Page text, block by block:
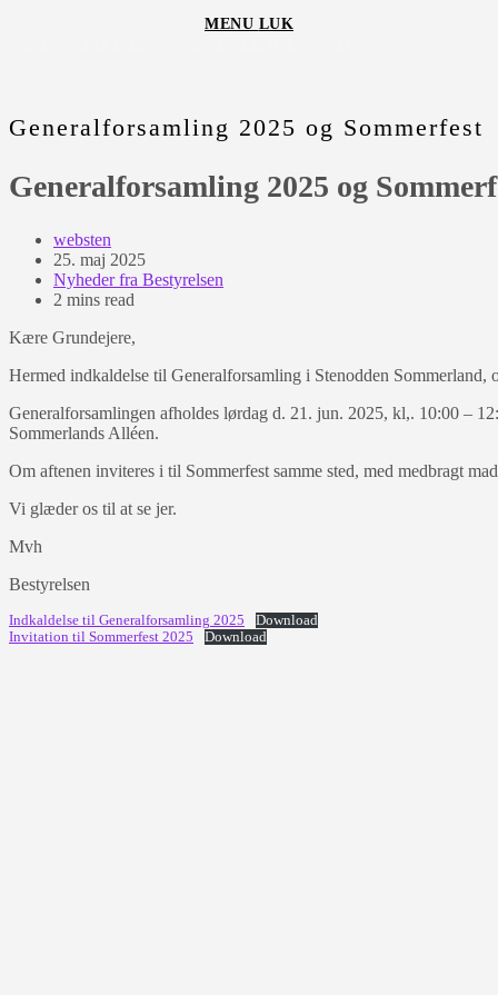
MENU LUK
Generalforsamling 2025 og Sommerfest
Generalforsamling 2025 og
Post
author:
websten
Post
published:
25. maj 2025
Post
category:
Nyheder fra Bestyrelsen
Reading
2 mins read
Kære Grundejere,
Hermed indkaldelse til Generalforsamling i Stenodden Sommerland,
Generalforsamlingen afholdes lørdag d. 21. jun. 2025, kl,. 10:00 –
Sommerlands Alléen.
Om aftenen inviteres i til Sommerfest samme sted, med medbragt
Vi glæder os til at se jer.
Mvh
Bestyrelsen
Indkaldelse til Generalforsamling 2025
Download
Invitation til Sommerfest 2025
Download